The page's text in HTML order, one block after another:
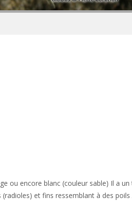
ou encore blanc (couleur sable) Il a
et fins ressemblant à des